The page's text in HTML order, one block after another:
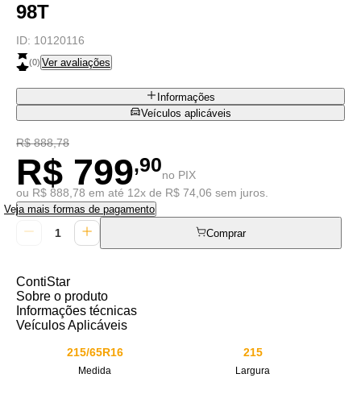
98T
ID: 10120116
(0) Ver avaliações
Informações
Veículos aplicáveis
R$ 888,78
R$ 799,90no PIX
ou R$ 888,78 em até 12x de R$ 74,06 sem juros.
Veja mais formas de pagamento
Comprar
ContiStar
Sobre o produto
Informações técnicas
Veículos Aplicáveis
215/65R16
Medida
215
Largura